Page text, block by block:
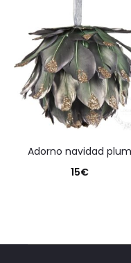
adorno navidad plum
15€